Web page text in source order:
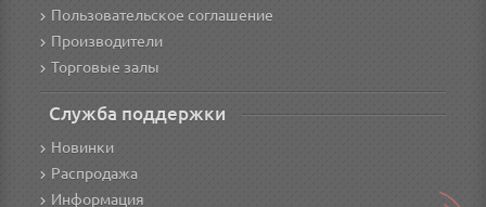
Пользовательское соглашение
Производители
Торговые залы
Служба поддержки
Новинки
Распродажа
Информация